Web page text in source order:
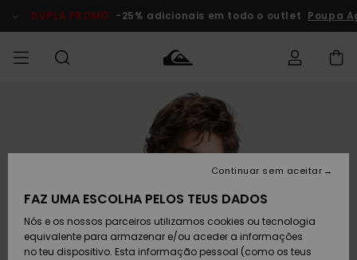
do
DUPLA PROMO -25% adicionais em todo o outlet Poupa
Roupas
Calçado e
chinelos
MENINO
Roupas
Calçado e
chinelos
MULHER
Shop
chegados
Highlights
SURF
Surf Shop
Homem
Crianças
Highlights
Artigos
Neve
Homem
Artigos
Criança
Outlet
Homem
Criança
Outlet
Acede à tua
encomenda
Devoluções
Pagamento
FAZ UMA ESCOLHA PELOS TEUS DADOS
Nós e os nossos parceiros utilizamos cookies ou tecnologia
equivalente para armazenar e/ou aceder a informações
no teu dispositivo. Esta informação pessoal (como os teus
Continuar sem aceitar